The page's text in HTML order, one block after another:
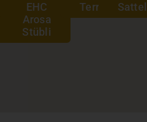
EHC
Arosa
Stübli
Terrasse